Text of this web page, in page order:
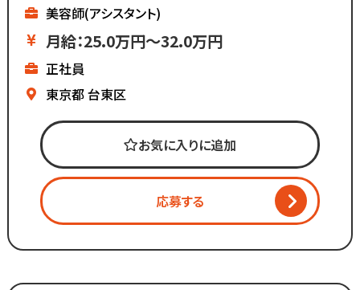
∴‥∵‥∴‥∵‥∵
━━━━━━━━━━━
株式会社コーゾー美容室
━━━━━━━━━━━
創業50年を迎え、
展開しています。
マーケティング会社出身の
2代目社長により
新しい集客方法や
変化を加えています。
美容師(アシスタント)
月給：25.0万円～32.0万円
正社員
東京都台東区
お気に入りに追加
応募する